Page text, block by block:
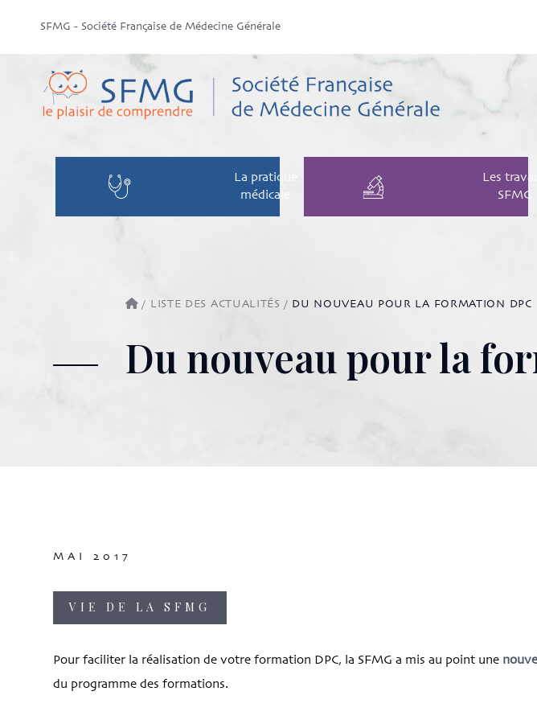
SFMG - Société Française de Médecine Générale
La pratique
médicale
Les
SFMG
/ LISTE DES ACTUALITÉS / DU NOUVEAU POUR LA FORMATION DPC
Du nouveau pour la
MAI 2017
VIE DE LA SFMG
Pour faciliter la réalisation de votre formation DPC, la SFMG a mis au point une
du programme des formations.